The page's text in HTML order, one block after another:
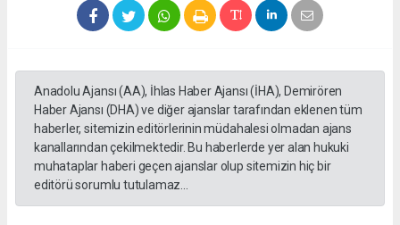
Anadolu Ajansı (AA), İhlas Haber Ajansı (İHA), Demirören
Haber Ajansı (DHA) ve diğer ajanslar tarafından eklenen tüm
haberler, sitemizin editörlerinin müdahalesi olmadan ajans
kanallarından çekilmektedir. Bu haberlerde yer alan hukuki
muhataplar haberi geçen ajanslar olup sitemizin hiç bir
editörü sorumlu tutulamaz...